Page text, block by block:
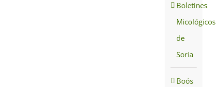
Boletines
Micológicos
de
Soria
Boós